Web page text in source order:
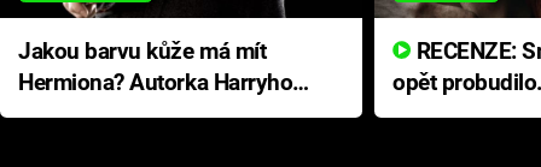
Jakou barvu kůže má mít
Hermiona? Autorka Harryho
Pottera přišla s ráznou
opět
přichází s